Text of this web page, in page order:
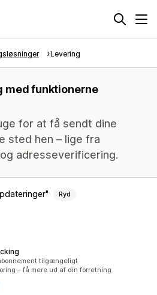
Levering
med funktionerne
for at få sendt dine
sted hen – lige fra
adresseverificering.
Ryd
tilgængeligt
– få mere ud af din forretning